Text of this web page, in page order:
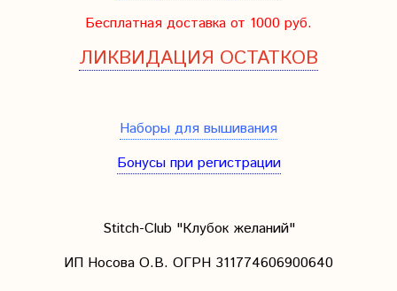
Бесплатная доставка от 1000 руб.
ЛИКВИДАЦИЯ ОСТАТКОВ
Наборы для вышивания
Бонусы при регистрации
Stitch-Club "Клубок желаний"
ИП Носова О.В. ОГРН 311774606900640